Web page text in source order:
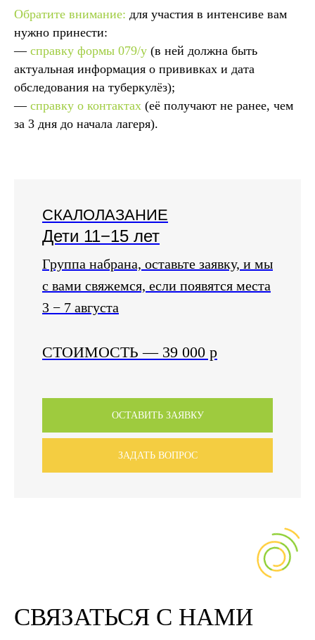
Обратите внимание: для участия в интенсиве вам
нужно принести:
— справку формы 079/у (в ней должна быть
актуальная информация о прививках и дата
обследования на туберкулёз);
— справку о контактах (её получают не ранее, чем
за 3 дня до начала лагеря).
СКАЛОЛАЗАНИЕ
Дети 11−15 лет
Группа набрана, оставьте заявку, и мы
с вами свяжемся, если появятся места
3 − 7 августа
СТОИМОСТЬ— 39 000 р
ОСТАВИТЬ ЗАЯВКУ
ЗАДАТЬ ВОПРОС
СВЯЗАТЬСЯ С НАМИ